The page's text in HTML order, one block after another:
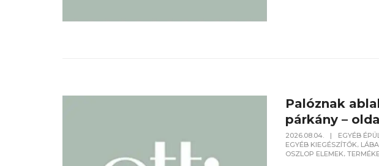
Palóznak
párkány –
2026.08.04. | EGYÉB
EGYÉB KIEGÉSZÍTŐK,
OSZLOP ELEMEK,